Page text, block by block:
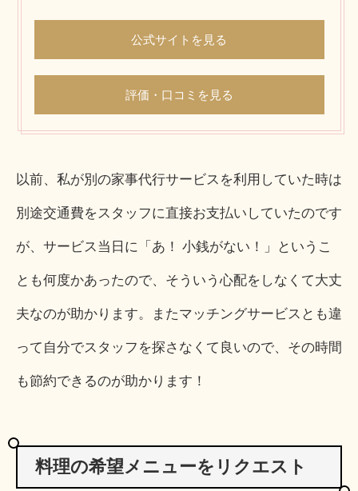
公式サイトを見る
評価・口コミを見る
以前、私が別の家事代行サービスを利用していた時は
別途交通費をスタッフに直接お支払いしていたのです
が、サービス当日に「あ！ 小銭がない！」というこ
とも何度かあったので、そういう心配をしなくて大丈
夫なのが助かります。またマッチングサービスとも違
って自分でスタッフを探さなくて良いので、その時間
も節約できるのが助かります！
料理の希望メニューをリクエスト